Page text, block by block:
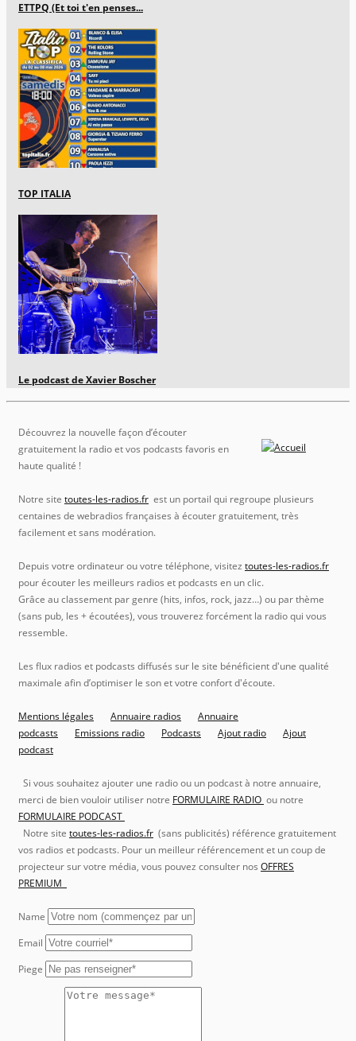
ETTPQ (Et toi t'en penses...
TOP ITALIA
Le podcast de Xavier Boscher
Découvrez la nouvelle façon d’écouter
gratuitement la radio et vos podcasts favoris en
haute qualité !
Notre site toutes-les-radios.fr est un portail qui regroupe plusieurs
centaines de webradios françaises à écouter gratuitement, très
facilement et sans modération.
Depuis votre ordinateur ou votre téléphone, visitez toutes-les-radios.fr
pour écouter les meilleurs radios et podcasts en un clic.
Grâce au classement par genre (hits, infos, rock, jazz…) ou par thème
(sans pub, les + écoutées), vous trouverez forcément la radio qui vous
ressemble.
Les flux radios et podcasts diffusés sur le site bénéficient d'une qualité
maximale afin d’optimiser le son et votre confort d'écoute.
Mentions légales Annuaire radios
Annuaire
podcasts
Emissions radio Podcasts Ajout radio
Ajout
podcast
Si vous souhaitez ajouter une radio ou un podcast à notre annuaire,
merci de bien vouloir utiliser notre FORMULAIRE RADIO ou notre
FORMULAIRE PODCAST
Notre site toutes-les-radios.fr (sans publicités) référence gratuitement
vos radios et podcasts. Pour un meilleur référencement et un coup de
projecteur sur votre média, vous pouvez consulter nos OFFRES
PREMIUM
Name
Email
Piege